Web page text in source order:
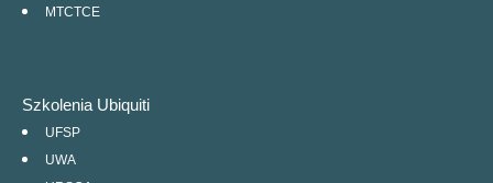
MTCTCE
Szkolenia Ubiquiti
UFSP
UWA